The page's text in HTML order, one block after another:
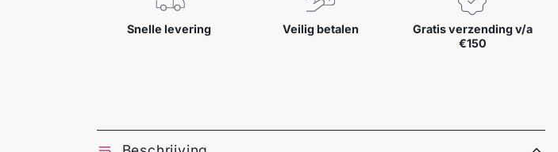
Snelle levering Veilig betalen
Gratis verzending v/a
€150